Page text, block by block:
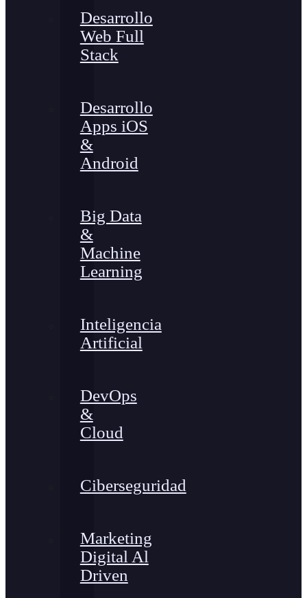
Desarrollo
Web Full
Stack
Desarrollo
Apps iOS
&
Android
Big Data
&
Machine
Learning
Inteligencia
Artificial
DevOps
&
Cloud
Ciberseguridad
Marketing
Digital Al
Driven